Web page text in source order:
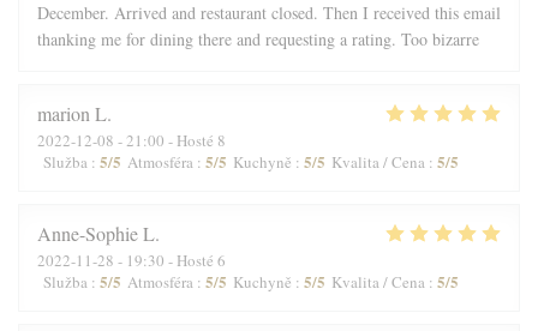
December. Arrived and restaurant closed. Then I received this email
thanking me for dining there and requesting a rating. Too bizarre
marionL
2022-12-08 - 21:00 - Hosté 8
Služba : 5/5 Atmosféra : 5/5 Kuchyně : 5/5 Kvalita / Cena : 5/5
Anne-SophieL
2022-11-28 - 19:30 - Hosté 6
Služba : 5/5 Atmosféra : 5/5 Kuchyně : 5/5 Kvalita / Cena : 5/5